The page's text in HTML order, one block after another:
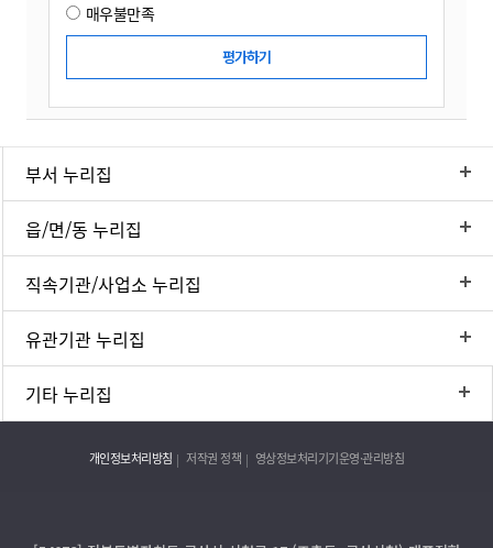
매우불만족
부서 누리집
읍/면/동 누리집
직속기관/사업소 누리집
유관기관 누리집
기타 누리집
개인정보처리방침 저작권 정책 영상정보처리기기운영·관리방침